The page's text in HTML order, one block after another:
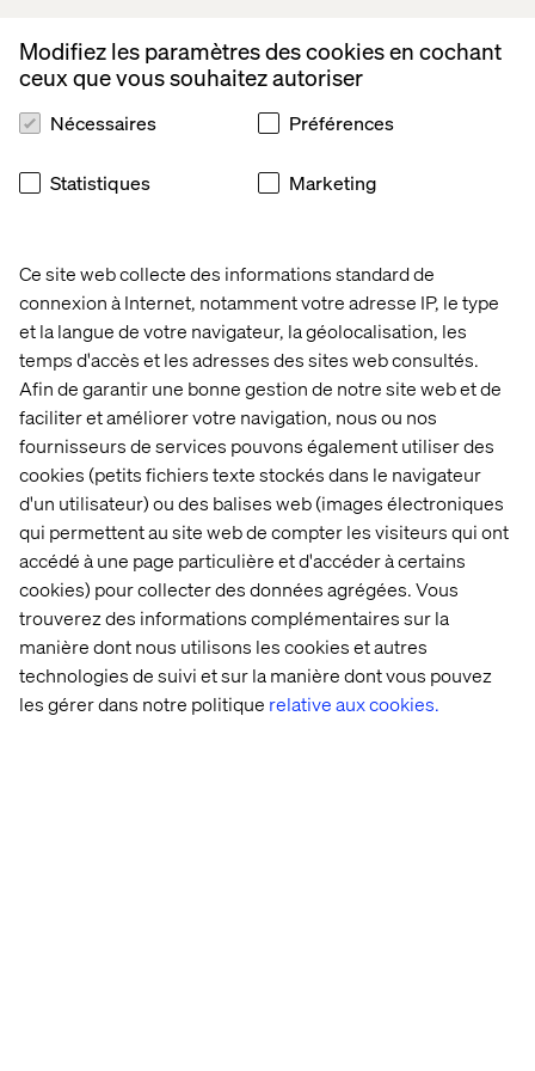
Ce site web collecte des informations standard de
connexion à Internet, notamment votre adresse IP, le type
et la langue de votre navigateur, la géolocalisation, les
temps d'accès et les adresses des sites web consultés.
Afin de garantir une bonne gestion de notre site web et de
faciliter et améliorer votre navigation, nous ou nos
fournisseurs de services pouvons également utiliser des
cookies (petits fichiers texte stockés dans le navigateur
d'un utilisateur) ou des balises web (images électroniques
qui permettent au site web de compter les visiteurs qui ont
accédé à une page particulière et d'accéder à certains
cookies) pour collecter des données agrégées. Vous
trouverez des informations complémentaires sur la
manière dont nous utilisons les cookies et autres
technologies de suivi et sur la manière dont vous pouvez
les gérer dans notre politique relative aux cookies.
Modifiez les paramètres des cookies en cochant
ceux que vous souhaitez autoriser
Nécessaires Préférences
Statistiques Marketing
Building a solid data foundation:
to build a smart search
functionality, or make the best possible pricing decisions,
you need a robust data foundation.
Embrace the B2B evolution and put data at the heart of
Download the guide
PREVIEW